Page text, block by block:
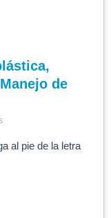
de
al pie de la letra